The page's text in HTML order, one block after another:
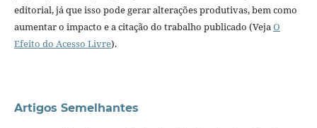
editorial, já que isso pode gerar alterações produtivas, bem como
aumentar o impacto e a citação do trabalho publicado (VejaO
Efeito do Acesso Livre).
Artigos Semelhantes